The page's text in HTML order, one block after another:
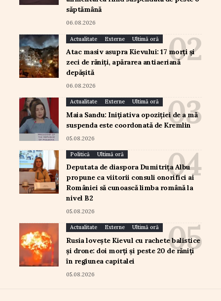
săptămână
06.08.2026
Actualitate Externe Ultimă oră
Atac masiv asupra Kievului: 17 morți și
zeci de răniți, apărarea antiaeriană
depășită
06.08.2026
Actualitate Externe Ultimă oră
Maia Sandu: Inițiativa opoziției de a mă
suspenda este coordonată de Kremlin
05.08.2026
Politică Ultimă oră
Deputata de diaspora Dumitrița Albu
propune ca viitorii consuli onorifici ai
României să cunoască limba română la
nivel B2
05.08.2026
Actualitate Externe Ultimă oră
Rusia lovește Kievul cu rachete balistice
și drone: doi morți și peste 20 de răniți
în regiunea capitalei
05.08.2026